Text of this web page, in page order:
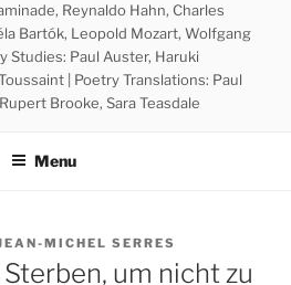
Reynaldo Hahn, Charles
Bartók, Leopold Mozart, Wolfgang
Studies: Paul Auster, Haruki
| Poetry Translations: Paul
Brooke, Sara Teasdale
Menu
MICHEL SERRES
um nicht zu